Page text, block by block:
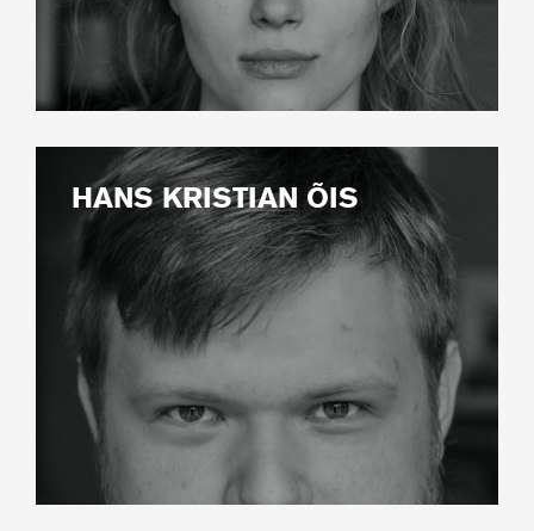
HANS KRISTIAN ÕIS